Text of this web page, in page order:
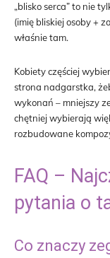
„blisko serca” to nie
(imię bliskiej osoby +
właśnie tam.
Kobiety częściej
strona nadgarstka,
wykonań – mniejszy
chętniej wybierają
rozbudowane
FAQ –
pytania o
Co znaczy